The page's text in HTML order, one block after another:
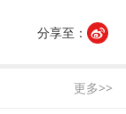
分享至：
更多>>